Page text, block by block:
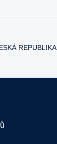
REPUBLIKA